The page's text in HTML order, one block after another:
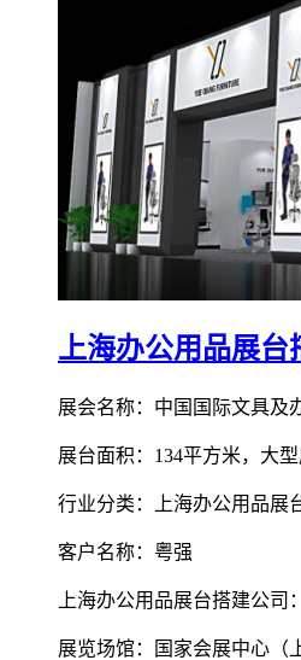
上海办公用品展台
展会名称：中国国际文具及
展台面积：134平方米，大
行业分类：上海办公用品展
客户名称：粤强
上海办公用品展台搭建公司
展览场馆：国家会展中心（